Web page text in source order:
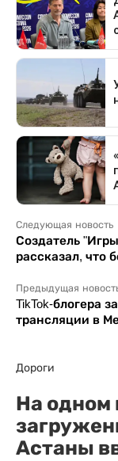
Следующая новость
Создатель
рассказал, что
Предыдущая
TikTok-блогера
трансляции в
Дороги
На одном
Астаны